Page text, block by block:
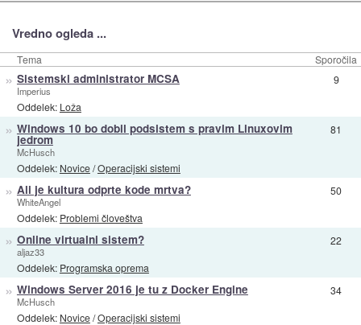
Vredno ogleda ...
Tema Sporočila
» Sistemski administrator MCSA
Imperius
Oddelek: Loža
9
» Windows 10 bo dobil podsistem s pravim Linuxovim
jedrom
McHusch
Oddelek: Novice/Operacijski sistemi
81
» Ali je kultura odprte kode mrtva?
WhiteAngel
Oddelek: Problemi človeštva
50
» Online virtualni sistem?
aljaz33
Oddelek: Programska oprema
22
» Windows Server 2016 je tu z Docker Engine
McHusch
Oddelek: Novice/Operacijski sistemi
34